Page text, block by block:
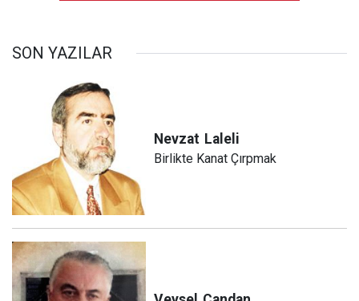
SON YAZILAR
Nevzat Laleli
Birlikte Kanat Çırpmak